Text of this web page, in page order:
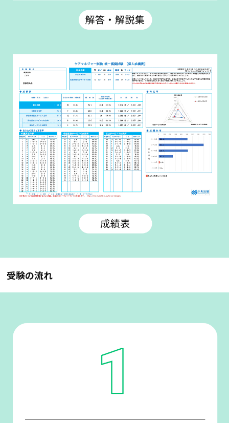
受験の流れ